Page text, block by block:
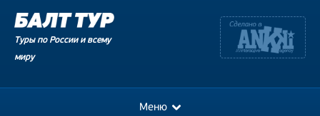
Туры по России и всему
миру
Меню